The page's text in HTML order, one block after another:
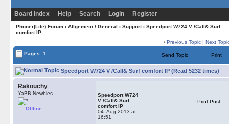
Board Index Help Search Login Register
Phoner(Lite) Forum› Allgemein / General › Support› Speedport W724 V /Call& Surf
comfort IP
‹ Previous Topic | Next
Pages: 1 Send Topic Print
Speedport W724 V /Call& Surf comfort IP (Read 5232 times)
Rakouchy
YaBB Newbies
Offline
Speedport W724
V /Call& Surf
comfort IP
04. Aug 2013 at
16:51
Print Post